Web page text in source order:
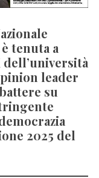
tenuta a
leader
su
2025 del